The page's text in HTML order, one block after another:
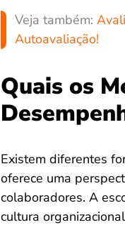
Veja também:
Autoavaliação!
Quais os
Existem diferentes
oferece uma
colaboradores. A
cultura